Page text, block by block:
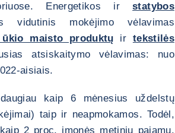
Energetikos irstatybos
vidutinis mokėjimo vėlavimas
ūkio maisto produktų ir tekstilės
atsiskaitymo vėlavimas: nuo
aisiais.
kaip 6 mėnesius uždelstų
taip ir neapmokamos. Todėl,
2 proc. įmonės metinių pajamų,